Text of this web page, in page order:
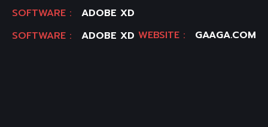
SOFTWARE :
ADOBE XD
SOFTWARE :
ADOBE XD WEBSITE : GAAGA.COM